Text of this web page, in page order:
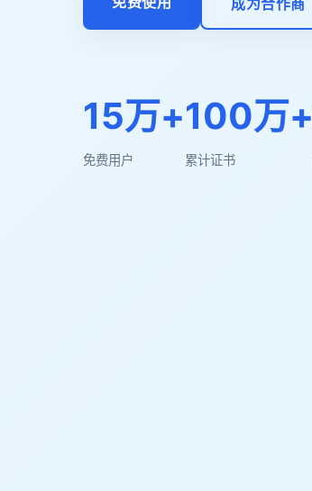
成为合作商
15万+
免费用户
100万+
累计证书